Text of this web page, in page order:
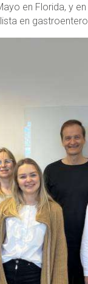
en Florida, y en
en